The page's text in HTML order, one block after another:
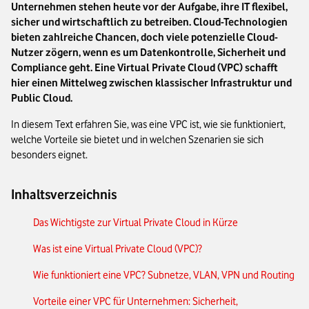
Unternehmen stehen heute vor der Aufgabe, ihre IT flexibel,
sicher und wirtschaftlich zu betreiben. Cloud-Technologien
bieten zahlreiche Chancen, doch viele potenzielle Cloud-
Nutzer zögern, wenn es um Datenkontrolle, Sicherheit und
Compliance geht. Eine Virtual Private Cloud (VPC) schafft
hier einen Mittelweg zwischen klassischer Infrastruktur und
Public Cloud.
In diesem Text erfahren Sie, was eine VPC ist, wie sie funktioniert,
welche Vorteile sie bietet und in welchen Szenarien sie sich
besonders eignet.
Inhaltsverzeichnis
Das Wichtigste zur Virtual Private Cloud in Kürze
Was ist eine Virtual Private Cloud (VPC)?
Wie funktioniert eine VPC? Subnetze, VLAN, VPN und Routing
Vorteile einer VPC für Unternehmen: Sicherheit,